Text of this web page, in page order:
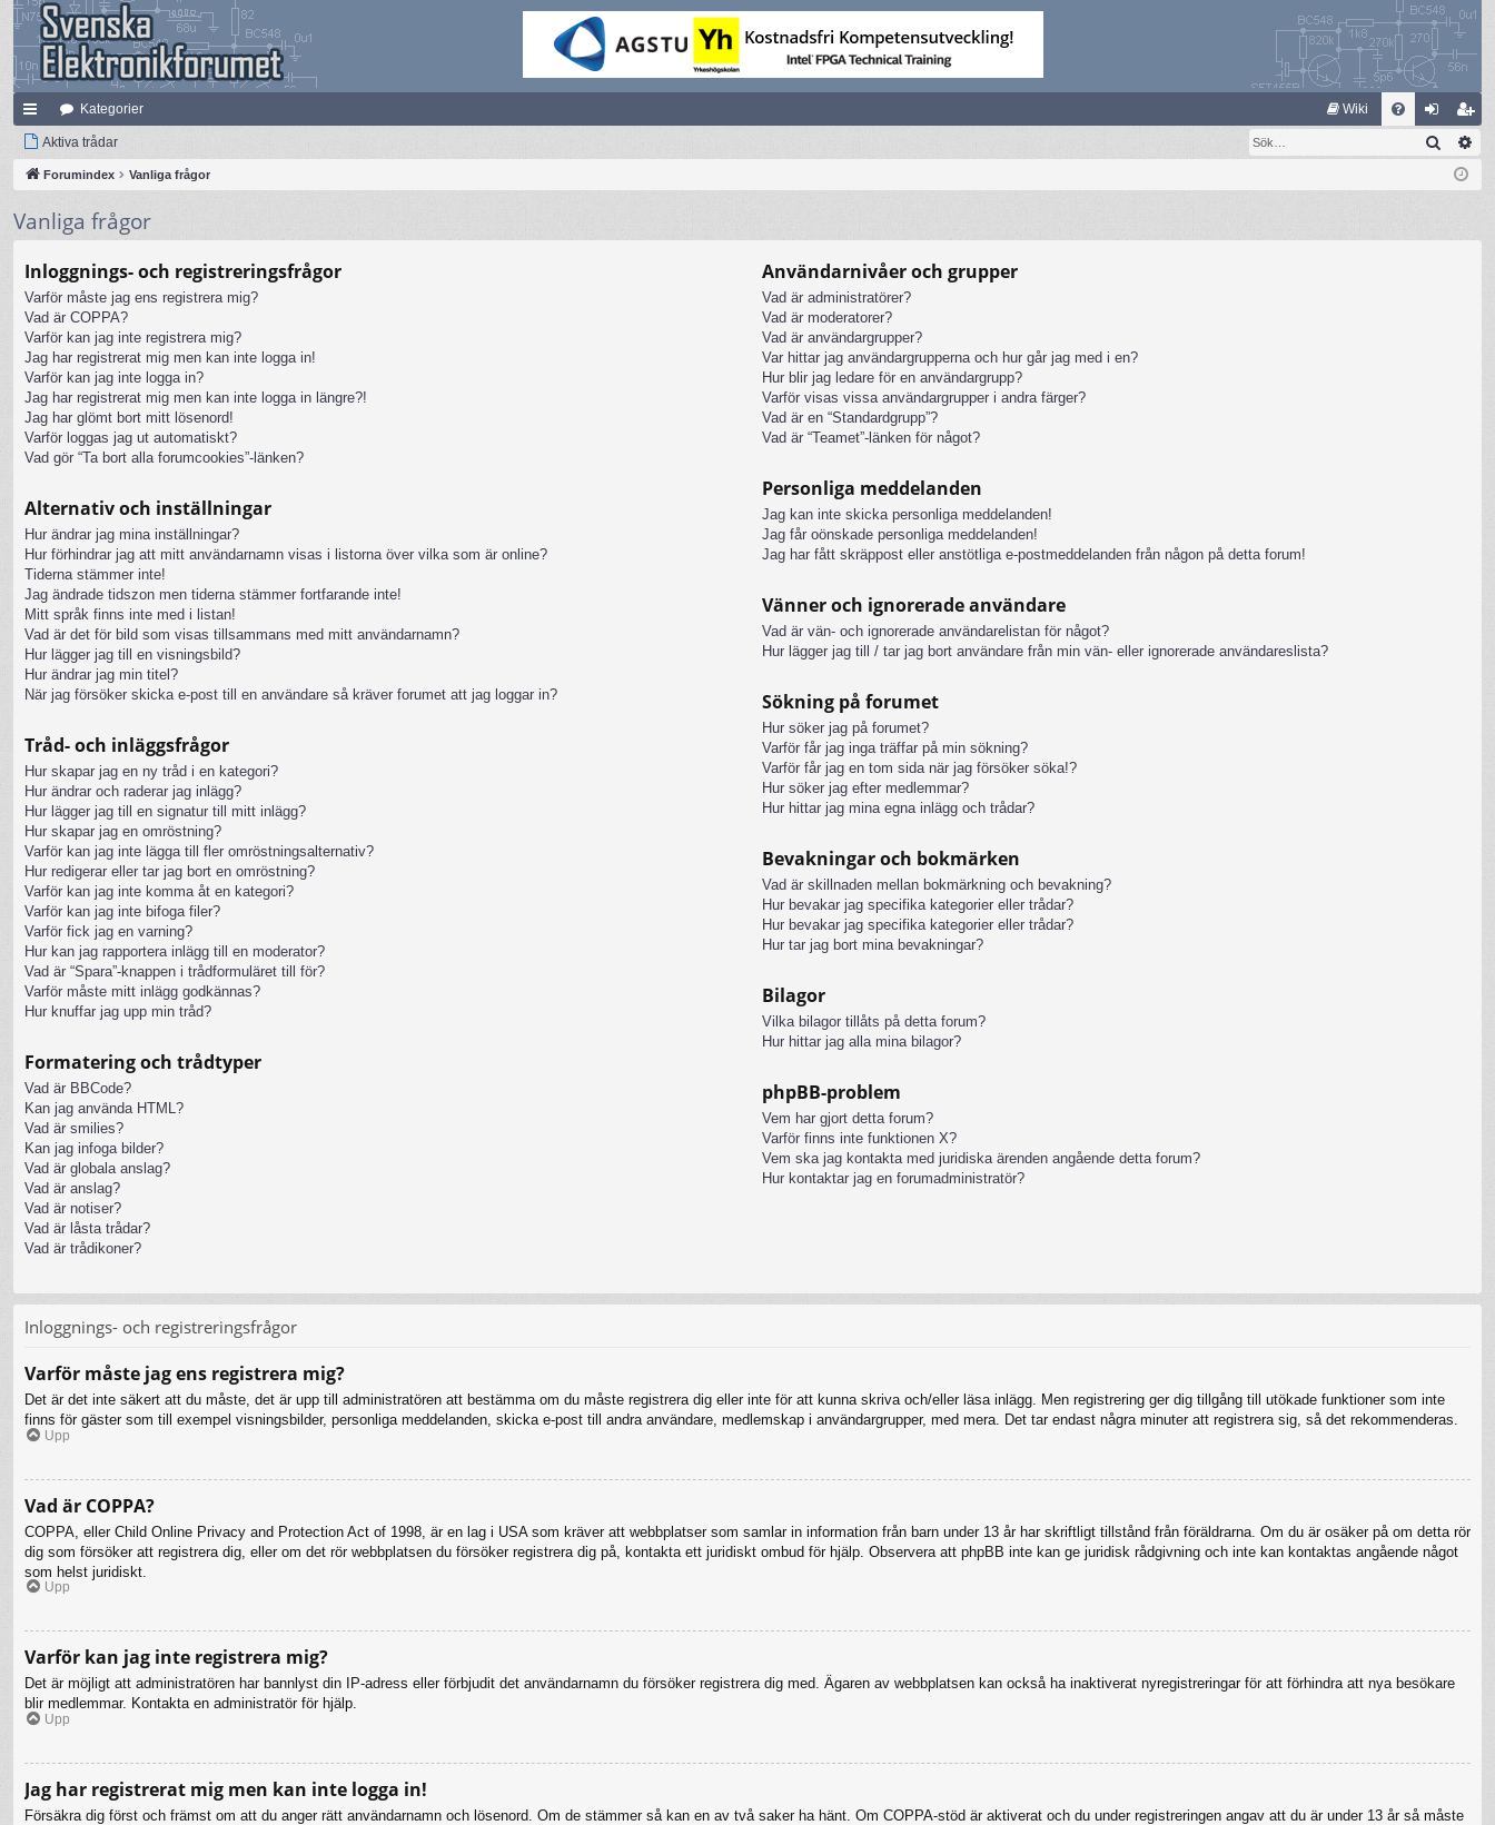
na
bb
nk
ar
Kategorier Wiki
og li
m
le
Aktiva trådar Sök
Forumindex Vanliga frågor
Vanliga frågor
Inloggnings- och registreringsfrågor
Varför måste jag ens registrera mig?
Vad är COPPA?
Varför kan jag inte registrera mig?
Jag har registrerat mig men kan inte logga in!
Varför kan jag inte logga in?
Jag har registrerat mig men kan inte logga in längre?!
Jag har glömt bort mitt lösenord!
Varför loggas jag ut automatiskt?
Vad gör “Ta bort alla forumcookies”-länken?
Alternativ och inställningar
Hur ändrar jag mina inställningar?
Hur förhindrar jag att mitt användarnamn visas i listorna över vilka som är online?
Tiderna stämmer inte!
Jag ändrade tidszon men tiderna stämmer fortfarande inte!
Mitt språk finns inte med i listan!
Vad är det för bild som visas tillsammans med mitt användarnamn?
Hur lägger jag till en visningsbild?
Hur ändrar jag min titel?
När jag försöker skicka e-post till en användare så kräver forumet att jag loggar in?
Tråd- och inläggsfrågor
Hur skapar jag en ny tråd i en kategori?
Hur ändrar och raderar jag inlägg?
Hur lägger jag till en signatur till mitt inlägg?
Hur skapar jag en omröstning?
Varför kan jag inte lägga till fler omröstningsalternativ?
Hur redigerar eller tar jag bort en omröstning?
Varför kan jag inte komma åt en kategori?
Varför kan jag inte bifoga filer?
Varför fick jag en varning?
Hur kan jag rapportera inlägg till en moderator?
Vad är “Spara”-knappen i trådformuläret till för?
Varför måste mitt inlägg godkännas?
Hur knuffar jag upp min tråd?
Formatering och trådtyper
Vad är BBCode?
Kan jag använda HTML?
Vad är smilies?
Kan jag infoga bilder?
Vad är globala anslag?
Vad är anslag?
Vad är notiser?
Vad är låsta trådar?
Vad är trådikoner?
Användarnivåer och grupper
Vad är administratörer?
Vad är moderatorer?
Vad är användargrupper?
Var hittar jag användargrupperna och hur går jag med i en?
Hur blir jag ledare för en användargrupp?
Varför visas vissa användargrupper i andra färger?
Vad är en “Standardgrupp”?
Vad är “Teamet”-länken för något?
Personliga meddelanden
Jag kan inte skicka personliga meddelanden!
Jag får oönskade personliga meddelanden!
Jag har fått skräppost eller anstötliga e-postmeddelanden från någon på detta forum!
Vänner och ignorerade användare
Vad är vän- och ignorerade användarelistan för något?
Hur lägger jag till / tar jag bort användare från min vän- eller ignorerade användareslista?
Sökning på forumet
Hur söker jag på forumet?
Varför får jag inga träffar på min sökning?
Varför får jag en tom sida när jag försöker söka!?
Hur söker jag efter medlemmar?
Hur hittar jag mina egna inlägg och trådar?
Bevakningar och bokmärken
Vad är skillnaden mellan bokmärkning och bevakning?
Hur bevakar jag specifika kategorier eller trådar?
Hur bevakar jag specifika kategorier eller trådar?
Hur tar jag bort mina bevakningar?
Bilagor
Vilka bilagor tillåts på detta forum?
Hur hittar jag alla mina bilagor?
phpBB-problem
Vem har gjort detta forum?
Varför finns inte funktionen X?
Vem ska jag kontakta med juridiska ärenden angående detta forum?
Hur kontaktar jag en forumadministratör?
Inloggnings- och registreringsfrågor
Varför måste jag ens registrera mig?
Det är det inte säkert att du måste, det är upp till administratören att bestämma om du måste registrera dig eller inte för att kunna skriva och/eller läsa inlägg. Men registrering ger dig tillgång till utökade funktioner som inte
finns för gäster som till exempel visningsbilder, personliga meddelanden, skicka e-post till andra användare, medlemskap i användargrupper, med mera. Det tar endast några minuter att registrera sig, så det rekommenderas.
Upp
Vad är COPPA?
COPPA, eller Child Online Privacy and Protection Act of 1998, är en lag i USA som kräver att webbplatser som samlar in information från barn under 13 år har skriftligt tillstånd från föräldrarna. Om du är osäker på om detta rör
dig som försöker att registrera dig, eller om det rör webbplatsen du försöker registrera dig på, kontakta ett juridiskt ombud för hjälp. Observera att phpBB inte kan ge juridisk rådgivning och inte kan kontaktas angående något
som helst juridiskt.
Upp
Varför kan jag inte registrera mig?
Det är möjligt att administratören har bannlyst din IP-adress eller förbjudit det användarnamn du försöker registrera dig med. Ägaren av webbplatsen kan också ha inaktiverat nyregistreringar för att förhindra att nya besökare
blir medlemmar. Kontakta en administratör för hjälp.
Upp
Jag har registrerat mig men kan inte logga in!
Försäkra dig först och främst om att du anger rätt användarnamn och lösenord. Om de stämmer så kan en av två saker ha hänt. Om COPPA-stöd är aktiverat och du under registreringen angav att du är under 13 år så måste